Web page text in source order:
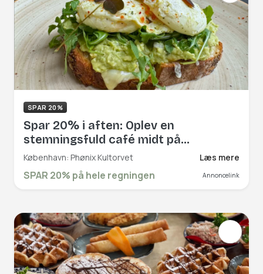
SPAR 20%
Spar 20% i aften: Oplev en
stemningsfuld café midt på
Kultorvet, hvor brødrene Nesset og
Seavet byder jer velkommen til lækre
caféklassikere og afslapning i det
skinner, og når varmelamperne
tændes. Book hér og få rabat på hele
regningen!
København: Phønix Kultorvet Læs mere
SPAR 20% på hele regningen Annoncelink